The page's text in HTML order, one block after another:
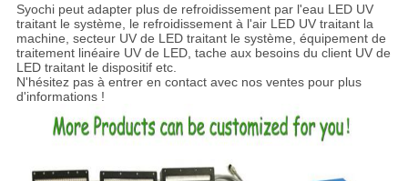
Syochi peut adapter plus de refroidissement par l'eau LED UV
traitant le système, le refroidissement à l'air LED UV traitant la
machine, secteur UV de LED traitant le système, équipement de
traitement linéaire UV de LED, tache aux besoins du client UV de
LED traitant le dispositif etc.
N'hésitez pas à entrer en contact avec nos ventes pour plus
d'informations !